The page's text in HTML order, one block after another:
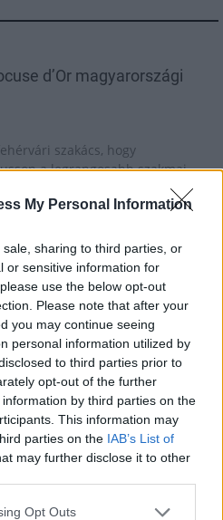
My Personal Information
sharing to third parties, or
or sensitive information for
use the below opt-out
Please note that after your
you may continue seeing
personal information utilized by
to third parties prior to
opt-out of the further
by third parties on the
This information may
parties on the IAB’s List of
may further disclose it to other
app uses one or more Google
Opt Outs
d’Or magyarországi
szakács, hogy
a legrangosabb szakmai
éves francia Paul Bocuse